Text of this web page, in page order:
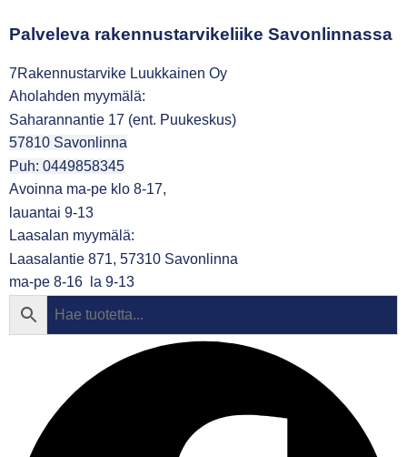
Palveleva rakennustarvikeliike Savonlinnassa
7Rakennustarvike Luukkainen Oy
Aholahden myymälä:
Saharannantie 17 (ent. Puukeskus)
57810 Savonlinna
Puh: 0449858345
Avoinna ma-pe klo 8-17,
lauantai 9-13
Laasalan myymälä:
Laasalantie 871, 57310 Savonlinna
ma-pe 8-16 la 9-13